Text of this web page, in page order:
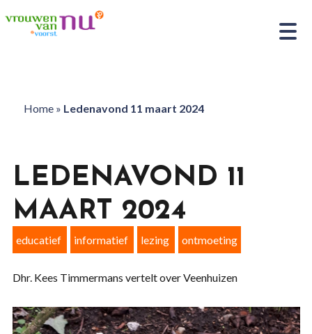
Home» Ledenavond 11 maart 2024
LEDENAVOND 11
MAART 2024
educatief informatief lezing ontmoeting
Dhr. Kees Timmermans vertelt over Veenhuizen